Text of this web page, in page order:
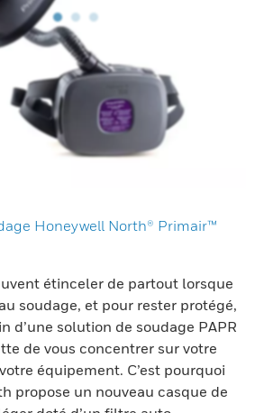
Honeywell North® Primair™
étinceler de partout lorsque
soudage, et pour rester protégé,
d’une solution de soudage PAPR
de vous concentrer sur votre
équipement. C’est pourquoi
propose un nouveau casque de